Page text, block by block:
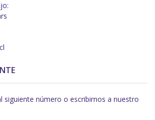
siguiente número o escribirnos a nuestro